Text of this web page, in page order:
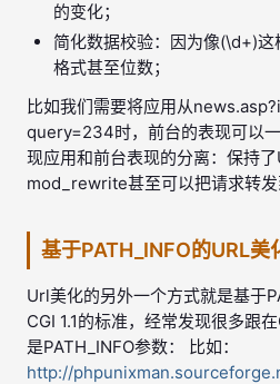
的变化；
简化数据校验：因为像(\d+)
格式甚至位数；
比如我们需要将应用从
query=234时，前台的表现可以
现应用和前台表现的分离：保持
mod_rewrite甚至可以把请求转发
基于PATH_INFO的URL美
Url美化的另外一个方式就是基于
CGI 1.1的标准，经常发现很多跟
是PATH_INFO参数： 比如：
http://